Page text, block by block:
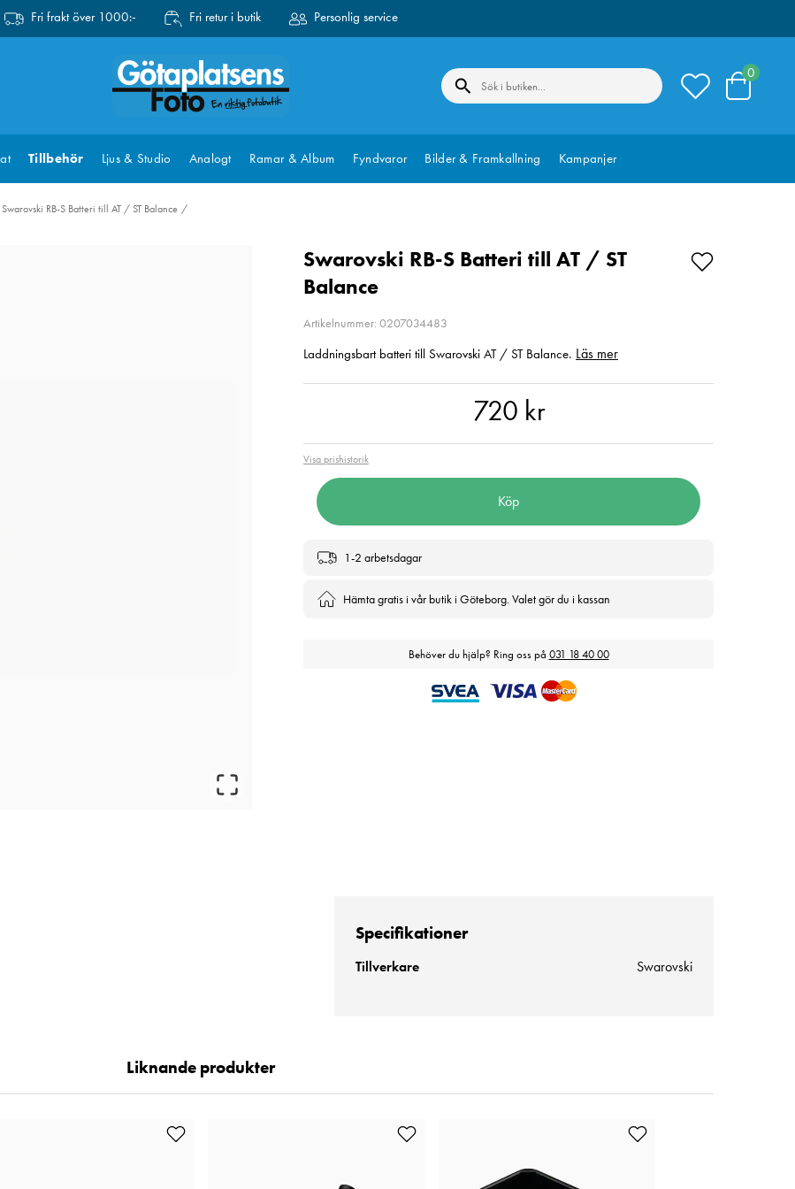
Fri frakt över 1000:- Fri retur i butik Personlig service
0
Tillbehör Ljus & Studio Analogt Ramar & Album Fyndvaror Bilder & Framkallning Kampanjer
Swarovski RB-S Batteri till AT / ST Balance
Swarovski RB-S Batteri till AT / ST
Balance
Artikelnummer: 0207034483
Laddningsbart batteri till Swarovski AT / ST Balance. Läs mer
720 kr
Visa prishistorik
Köp
1-2 arbetsdagar
Hämta gratis i vår butik i Göteborg. Valet gör du i kassan
Behöver du hjälp? Ring oss på 031 18 40 00
Specifikationer
Tillverkare Swarovski
Liknande produkter